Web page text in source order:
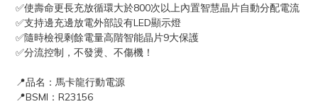
✅使壽命更長充放循環大於800次以上內置智慧晶片自動分配電流
✅支持邊充邊放電外部設有LED顯示燈
✅隨時檢視剩餘電量高階智能晶片9大保護
✅分流控制，不發燙、不傷機！
📍品名：馬卡龍行動電源
📍BSMI：R23156